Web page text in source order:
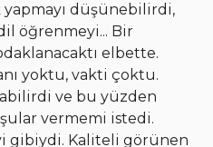
düşünebilirdi,
öğrenmeyi... Bir
elbette.
yoktu, vakti çoktu.
ve bu yüzden
vermemi istedi.
gibiydi. Kaliteli görünen